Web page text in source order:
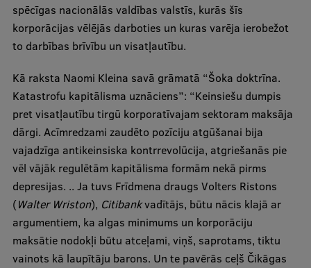
spēcīgas nacionālās valdības valstīs, kurās šīs
korporācijas vēlējās darboties un kuras varēja ierobežot
to darbības brīvību un visatļautību.
Kā raksta Naomi Kleina savā grāmatā “Šoka doktrīna.
Katastrofu kapitālisma uznāciens”: “Keinsiešu dumpis
pret visatļautību tirgū korporatīvajam sektoram maksāja
dārgi. Acīmredzami zaudēto pozīciju atgūšanai bija
vajadzīga antikeinsiska kontrrevolūcija, atgriešanās pie
vēl vājāk regulētām kapitālisma formām nekā pirms
depresijas. .. Ja tuvs Frīdmena draugs Volters Ristons
(Walter Wriston), Citibankvadītājs, būtu nācis klajā ar
argumentiem, ka algas minimums un korporāciju
maksātie nodokļi būtu atceļami, viņš, saprotams, tiktu
vainots kā laupītāju barons. Un te pavērās ceļš Čikāgas